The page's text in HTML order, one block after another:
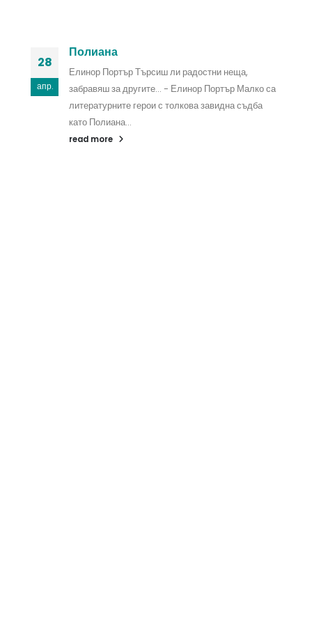
28
апр.
Полиана
Елинор Портър Търсиш ли радостни неща,
забравяш за другите… - Елинор Портър Малко са
литературните герои с толкова завидна съдба
като Полиана...
read more